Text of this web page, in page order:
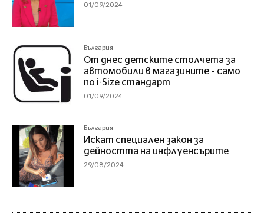
01/09/2024
България
От днес детските столчета за
автомобили в магазините – само
по i-Size стандарт
01/09/2024
България
Искат специален закон за
дейността на инфлуенсърите
29/08/2024